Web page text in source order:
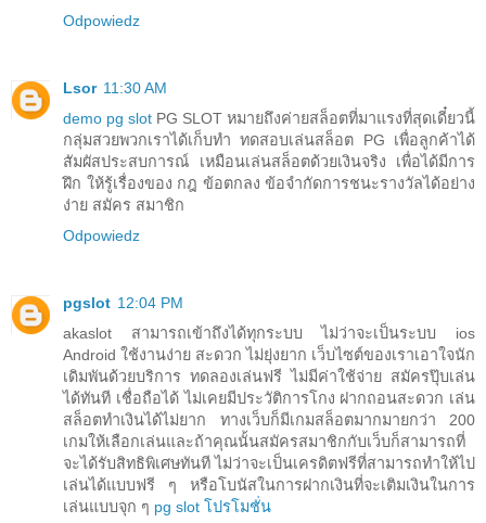
Odpowiedz
Lsor 11:30 AM
demo pg slot PG SLOT หมายถึงค่ายสล็อตที่มาแรงที่สุดเดี๋ยวนี้
กลุ่มสวยพวกเราได้เก็บทำ ทดสอบเล่นสล็อต PG เพื่อลูกค้าได้
สัมผัสประสบการณ์ เหมือนเล่นสล็อตด้วยเงินจริง เพื่อได้มีการ
ฝึก ให้รู้เรื่องของ กฎ ข้อตกลง ข้อจำกัดการชนะรางวัลได้อย่าง
ง่าย สมัคร สมาชิก
Odpowiedz
pgslot 12:04 PM
akaslot สามารถเข้าถึงได้ทุกระบบ ไม่ว่าจะเป็นระบบ ios
Android ใช้งานง่าย สะดวก ไม่ยุ่งยาก เว็บไซต์ของเราเอาใจนัก
เดิมพันด้วยบริการ ทดลองเล่นฟรี ไม่มีค่าใช้จ่าย สมัครปุ๊บเล่น
ได้ทันที เชื่อถือได้ ไม่เคยมีประวัติการโกง ฝากถอนสะดวก เล่น
สล็อตทำเงินได้ไม่ยาก ทางเว็บก็มีเกมสล็อตมากมายกว่า 200
เกมให้เลือกเล่นและถ้าคุณนั้นสมัครสมาชิกกับเว็บก็สามารถที่
จะได้รับสิทธิพิเศษทันที ไม่ว่าจะเป็นเครดิตฟรีที่สามารถทำให้ไป
เล่นได้แบบฟรี ๆ หรือโบนัสในการฝากเงินที่จะเติมเงินในการ
เล่นแบบจุก ๆ pg slot โปรโมชั่น